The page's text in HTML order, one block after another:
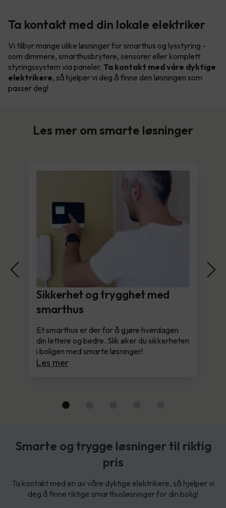
Ta kontakt med din lokale elektriker
Vi tilbyr mange ulike løsninger for smarthus og lysstyring -
som dimmere, smarthusbrytere, sensorer eller komplett
styringssystem via paneler. Ta kontakt med våre dyktige
elektrikere, så hjelper vi deg å finne den løsningen som
passer deg!
Les mer om smarte løsninger
Sikkerhet og trygghet med
smarthus
Et smarthus er der for å gjøre hverdagen
din lettere og bedre. Slik øker du sikkerheten
i boligen med smarte løsninger!
Les mer
Smarte og trygge løsninger til riktig
pris
Ta kontakt med en av våre dyktige elektrikere, så hjelper vi
deg å finne riktige smarthusløsninger for din bolig!